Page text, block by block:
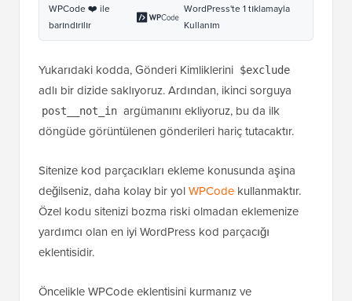
WPCode ❤️ ile
barındırılır
WordPress'te 1 tıklamayla
Kullanım
Yukarıdaki kodda, Gönderi Kimliklerini $exclude
adlı bir dizide saklıyoruz. Ardından, ikinci sorguya
post__not_in argümanını ekliyoruz, bu da ilk
döngüde görüntülenen gönderileri hariç tutacaktır.
Sitenize kod parçacıkları ekleme konusunda aşina
değilseniz, daha kolay bir yolWPCode kullanmaktır.
Özel kodu sitenizi bozma riski olmadan eklemenize
yardımcı olan en iyi WordPress kod parçacığı
eklentisidir.
Öncelikle WPCode eklentisini kurmanız ve